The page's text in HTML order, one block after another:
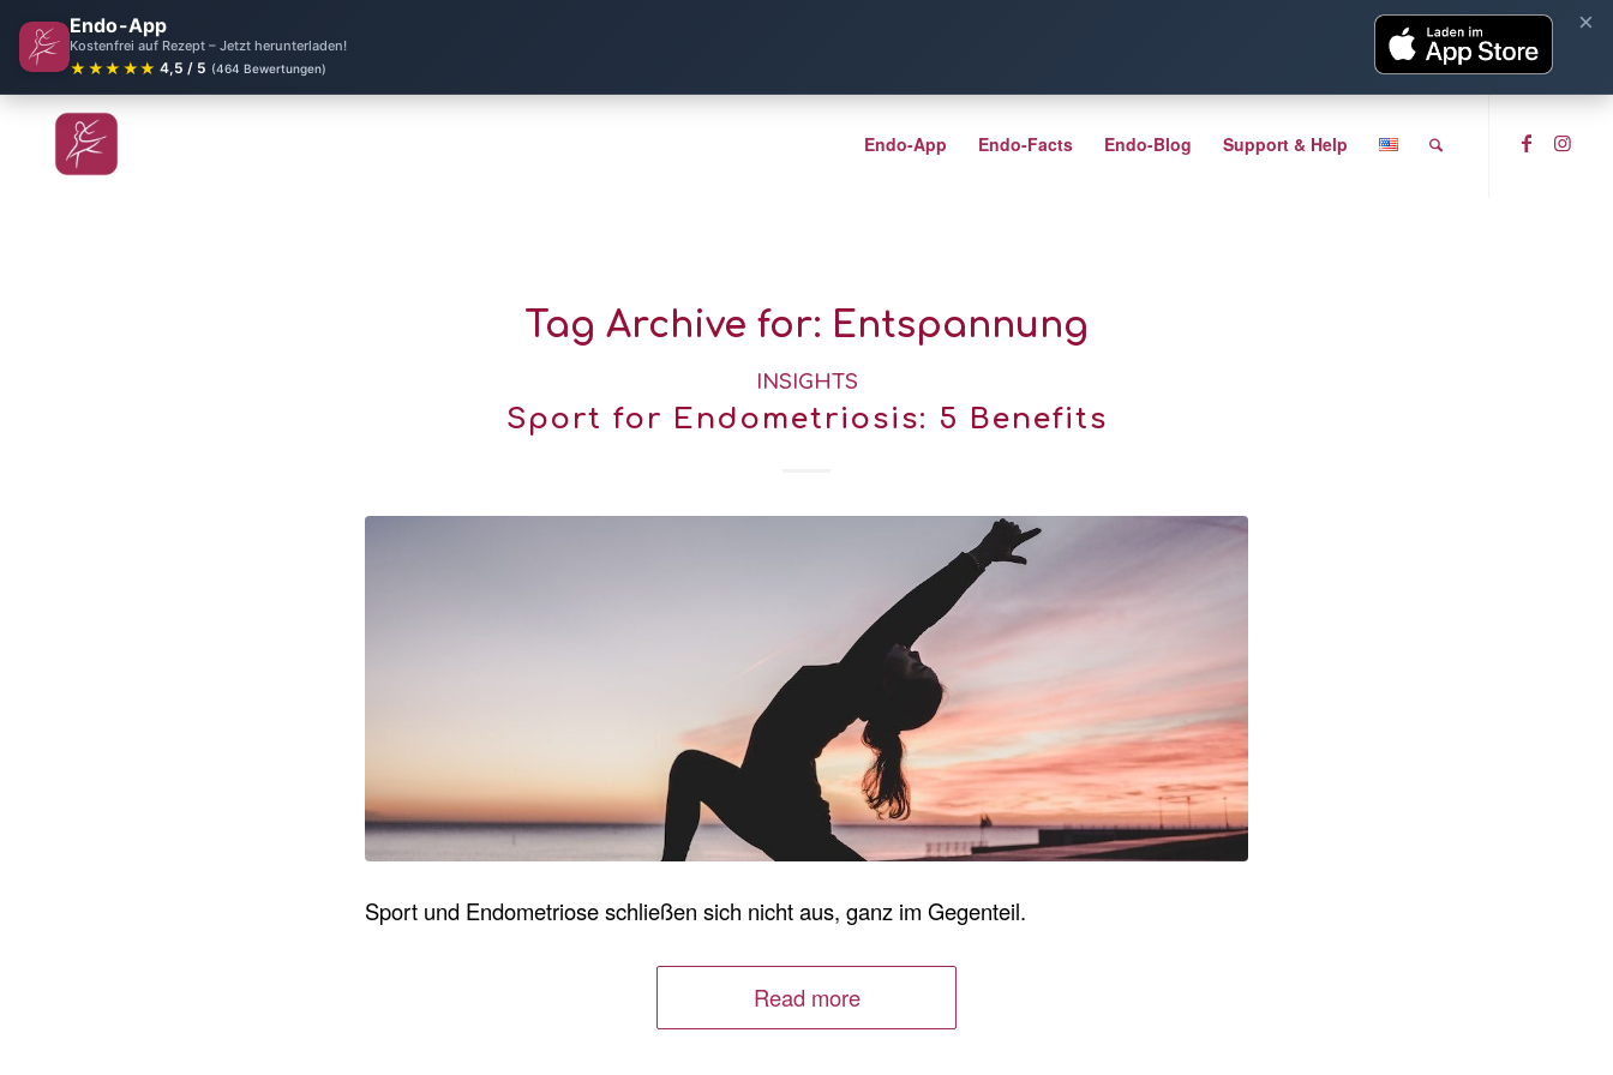
Endo-App
Kostenfrei auf Rezept – Jetzt herunterladen!
★★★★★ 4,5 / 5 (464 Bewertungen)
×
Endo-App Endo-Facts Endo-Blog Support & Help
Tag Archive for: Entspannung
INSIGHTS
Sport for Endometriosis: 5 Benefits
Sport und Endometriose schließen sich nicht aus, ganz im Gegenteil.
Read more